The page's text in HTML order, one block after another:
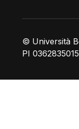
© Università
PI